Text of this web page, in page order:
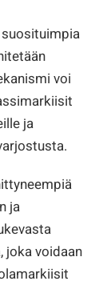
voi
ja
ja
joka voidaan